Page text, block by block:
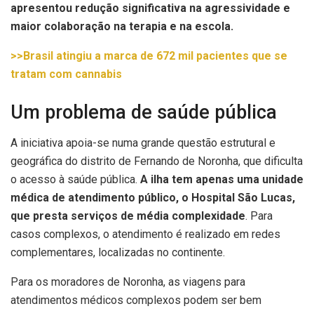
apresentou redução significativa na agressividade e
maior colaboração na terapia e na escola.
>>Brasil atingiu a marca de 672 mil pacientes que se
tratam com cannabis
Um problema de saúde pública
A iniciativa apoia-se numa grande questão estrutural e
geográfica do distrito de Fernando de Noronha, que dificulta
o acesso à saúde pública. A ilha tem apenas uma unidade
médica de atendimento público, o Hospital São Lucas,
que presta serviços de média complexidade. Para
casos complexos, o atendimento é realizado em redes
complementares, localizadas no continente.
Para os moradores de Noronha, as viagens para
atendimentos médicos complexos podem ser bem